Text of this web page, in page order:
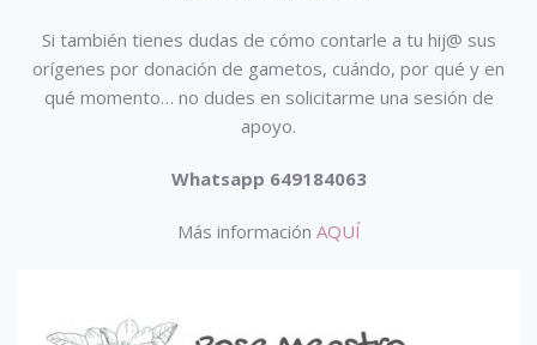
Si también tienes dudas de cómo contarle a tu hij@ sus
orígenes por donación de gametos, cuándo, por qué y en
qué momento… no dudes en solicitarme una sesión de
apoyo.
Whatsapp 649184063
Más información AQUÍ